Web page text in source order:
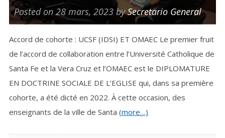
Posted on28 mars, 2023 bySecretario General
Accord de cohorte : UCSF (IDSI) ET OMAEC Le premier fruit
de l’accord de collaboration entre l’Université Catholique de
Santa Fe et la Vera Cruz et l’OMAEC est le DIPLOMATURE
EN DOCTRINE SOCIALE DE L’EGLISE qui, dans sa première
cohorte, a été dicté en 2022. À cette occasion, des
enseignants de la ville de Santa (more…)